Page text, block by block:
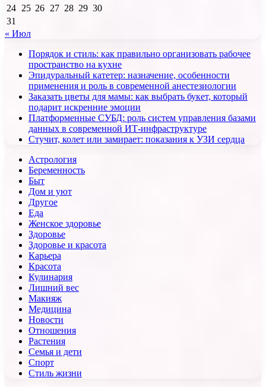
24 25 26 27 28 29 30
31
« Июл
Порядок и стиль: как правильно организовать рабочее
пространство на кухне
Эпидуральный катетер: назначение, особенности
применения и роль в современной анестезиологии
Заказать цветы для мамы: как выбрать букет, который
подарит искренние эмоции
Платформенные СУБД: роль систем управления базами
данных в современной ИТ-инфраструктуре
Стучит, колет или замирает: показания к УЗИ сердца
Астрология
Беременность
Быт
Дом и уют
Другое
Еда
Женское здоровье
Здоровье
Здоровье и красота
Карьера
Красота
Кулинария
Лишний вес
Макияж
Медицина
Новости
Отношения
Растения
Семья и дети
Спорт
Стиль жизни